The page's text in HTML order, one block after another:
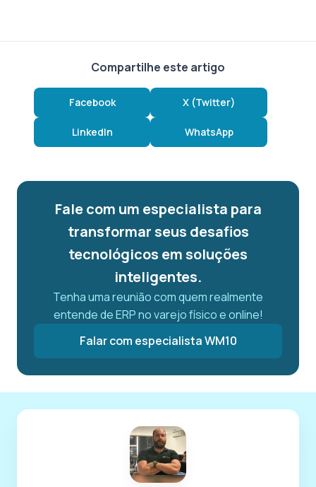
Compartilhe este artigo
Facebook X (Twitter)
LinkedIn WhatsApp
Fale com um especialista para
transformar seus desafios
tecnológicos em soluções
inteligentes.
Tenha uma reunião com quem realmente
entende de ERP no varejo físico e online!
Falar com especialista WM10